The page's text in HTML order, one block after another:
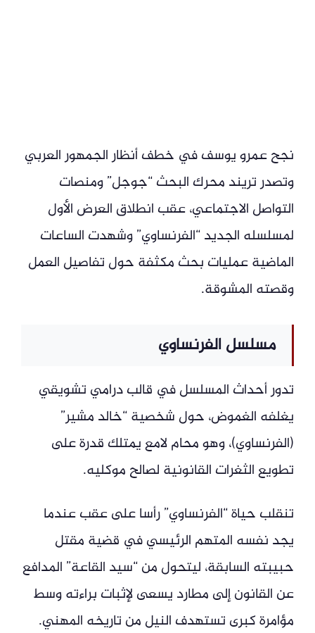
نجح عمرو يوسف في خطف أنظار الجمهور العربي
وتصدر تريند محرك البحث “جوجل” ومنصات
التواصل الاجتماعي، عقب انطلاق العرض الأول
لمسلسله الجديد “الفرنساوي” وشهدت الساعات
الماضية عمليات بحث مكثفة حول تفاصيل العمل
وقصته المشوقة.
مسلسل الفرنساوي
تدور أحداث المسلسل في قالب درامي تشويقي
يغلفه الغموض، حول شخصية “خالد مشير”
(الفرنساوي)، وهو محام لامع يمتلك قدرة على
تطويع الثغرات القانونية لصالح موكليه.
تنقلب حياة “الفرنساوي” رأسا على عقب عندما
يجد نفسه المتهم الرئيسي في قضية مقتل
حبيبته السابقة، ليتحول من “سيد القاعة” المدافع
عن القانون إلى مطارد يسعى لإثبات براءته وسط
مؤامرة كبرى تستهدف النيل من تاريخه المهني.